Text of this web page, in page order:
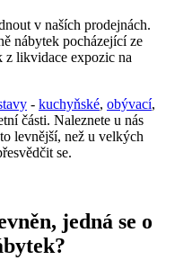
v naších prodejnách.
nábytek pocházející ze
z likvidace expozic na
- kuchyňské, obývací,
části. Naleznete u nás
levnější, než u velkých
se.
jedná se o